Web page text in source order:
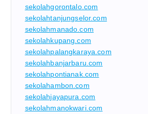
sekolahgorontalo.com
sekolahtanjungselor.com
sekolahmanado.com
sekolahkupang.com
sekolahpalangkaraya.com
sekolahbanjarbaru.com
sekolahpontianak.com
sekolahambon.com
sekolahjayapura.com
sekolahmanokwari.com